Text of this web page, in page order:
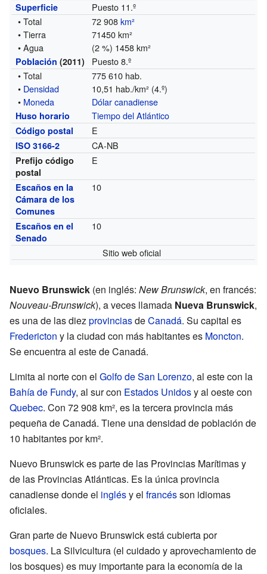
Superficie
Puesto 11.º
• Total
72 908km²
• Tierra
71450 km²
• Agua
(2 %) 1458 km²
Población (2011)
Puesto 8.º
• Total
775 610 hab.
• Densidad
10,51 hab./km² (4.º)
• Moneda Dólar canadiense
Huso horario Tiempo del Atlántico
Código postal E
ISO 3166-2 CA-NB
Prefijo código
postal
E
Escaños en la
Cámara de los
Comunes
10
Escaños en el
Senado
10
Sitio web oficial
Nuevo Brunswick (en inglés: New Brunswick, en francés:
Nouveau-Brunswick), a veces llamada Nueva Brunswick,
es una de las diezprovinciasdeCanadá. Su capital es
Fredericton y la ciudad con más habitantes es Moncton.
Se encuentra al este de Canadá.
Limita al norte con el Golfo de San Lorenzo, al este con la
Bahía de Fundy, al sur con Estados Unidosy al oeste con
Quebec. Con 72 908 km², es la tercera provincia más
pequeña de Canadá. Tiene una densidad de población de
10 habitantes por km².
Nuevo Brunswick es parte de las Provincias Marítimas y
de las Provincias Atlánticas. Es la única provincia
canadiense donde el inglésy el francésson idiomas
oficiales.
Gran parte de Nuevo Brunswick está cubierta por
bosques. La Silvicultura (el cuidado y aprovechamiento de
los bosques) es muy importante para la economía de la